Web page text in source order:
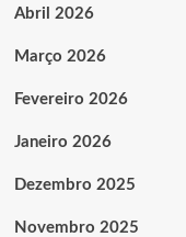
Abril 2026
Março 2026
Fevereiro 2026
Janeiro 2026
Dezembro 2025
Novembro 2025